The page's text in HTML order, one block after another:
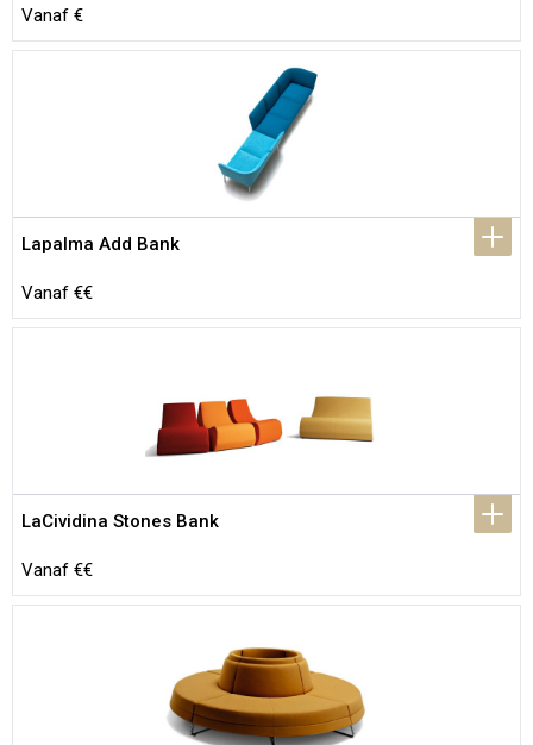
Vanaf €
Lapalma Add Bank
Vanaf €€
LaCividina Stones Bank
Vanaf €€